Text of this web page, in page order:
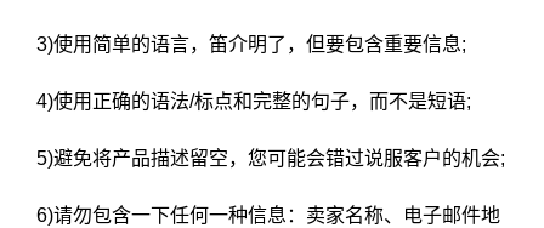
3)使用简单的语言，笛介明了，但要包含重要信息;
4)使用正确的语法/标点和完整的句子，而不是短语;
5)避免将产品描述留空，您可能会错过说服客户的机会;
6)请勿包含一下任何一种信息：卖家名称、电子邮件地